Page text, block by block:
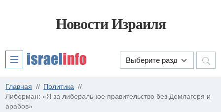
Новости Израиля
Главная
Политика
Либерман: «Я за либеральное правительство без Демлагеря и
арабов»